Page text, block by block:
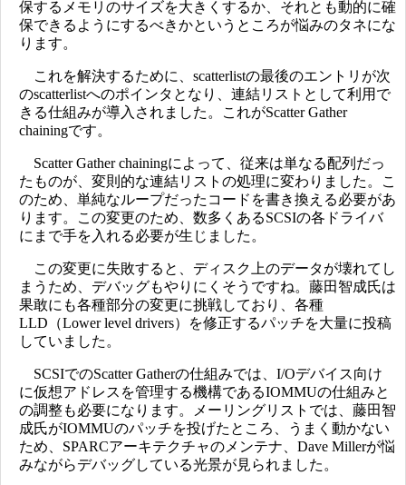
保するメモリのサイズを大きくするか、それとも動的に確
保できるようにするべきかというところが悩みのタネにな
ります。
これを解決するために、scatterlistの最後のエントリが次
のscatterlistへのポインタとなり、連結リストとして利用で
きる仕組みが導入されました。これがScatter Gather
chainingです。
Scatter Gather chainingによって、従来は単なる配列だっ
たものが、変則的な連結リストの処理に変わりました。こ
のため、単純なループだったコードを書き換える必要があ
ります。この変更のため、数多くあるSCSIの各ドライバ
にまで手を入れる必要が生じました。
この変更に失敗すると、ディスク上のデータが壊れてし
まうため、デバッグもやりにくそうですね。藤田智成氏は
果敢にも各種部分の変更に挑戦しており、各種
LLD（Lower level drivers）を修正するパッチを大量に投稿
していました。
SCSIでのScatter Gatherの仕組みでは、I/Oデバイス向け
に仮想アドレスを管理する機構であるIOMMUの仕組みと
の調整も必要になります。メーリングリストでは、藤田智
成氏がIOMMUのパッチを投げたところ、うまく動かない
ため、SPARCアーキテクチャのメンテナ、Dave Millerが悩
みながらデバッグしている光景が見られました。